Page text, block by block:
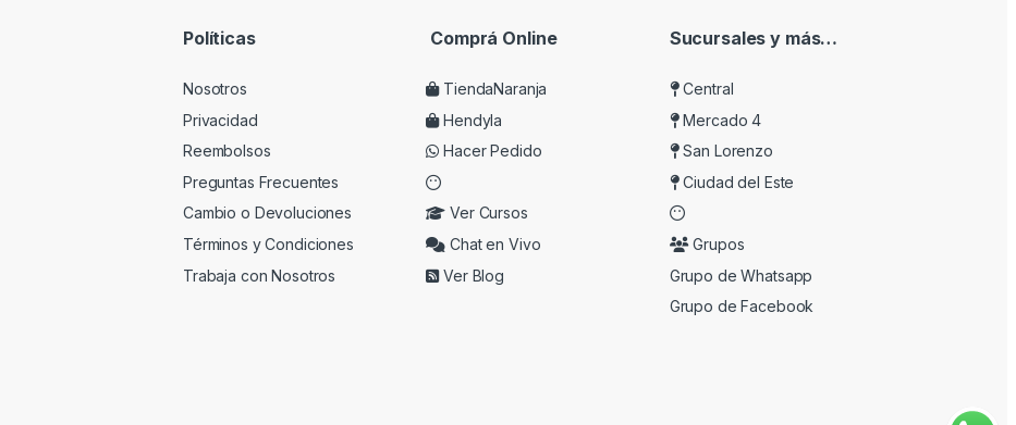
Políticas
Nosotros
Privacidad
Reembolsos
Preguntas Frecuentes
Cambio o Devoluciones
Términos y Condiciones
Trabaja con Nosotros
Comprá Online
TiendaNaranja
Hendyla
Hacer Pedido
Ver Cursos
Chat en Vivo
Ver Blog
Sucursales y más…
Central
Mercado 4
San Lorenzo
Ciudad del Este
Grupos
Grupo de Whatsapp
Grupo de Facebook